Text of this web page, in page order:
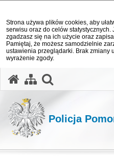
Strona używa plików cookies, aby
serwisu oraz do celów
zgadzasz się na ich użycie oraz
Pamiętaj, że możesz samodzielnie
ustawienia przeglądarki. Brak zmiany
wyrażenie zgody.
Policja